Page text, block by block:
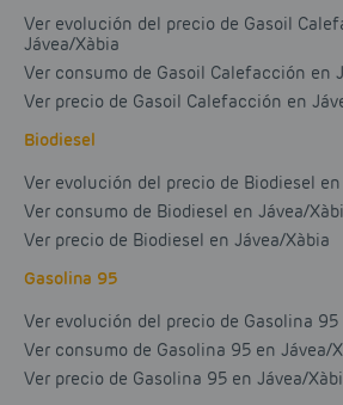
Ver evolución del precio de Gasoil
Jávea/Xàbia
Ver consumo de Gasoil Calefacción en
Ver precio de Gasoil Calefacción en
Biodiesel
Ver evolución del precio de Biodiesel
Ver consumo de Biodiesel en Jávea/
Ver precio de Biodiesel en Jávea/Xàbia
Gasolina 95
Ver evolución del precio de Gasolina 95
Ver consumo de Gasolina 95 en Jávea/
Ver precio de Gasolina 95 en Jávea/